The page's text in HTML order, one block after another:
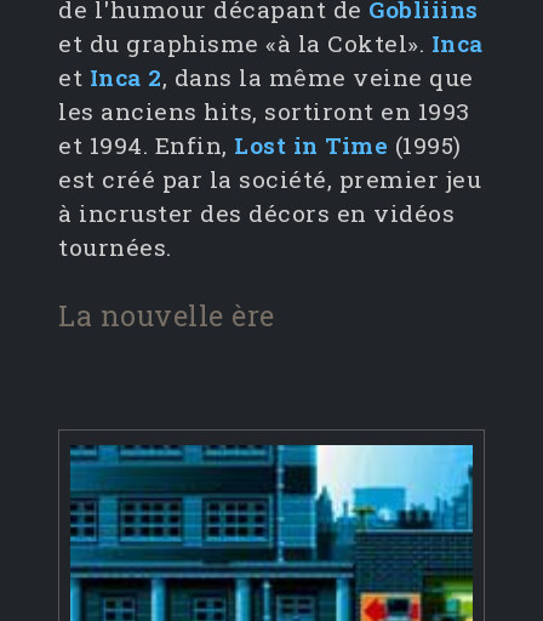
de l'humour décapant de Gobliiins
et du graphisme «à la Coktel». Inca
et Inca 2, dans la même veine que
les anciens hits, sortiront en 1993
et 1994. Enfin, Lost in Time (1995)
est créé par la société, premier jeu
à incruster des décors en vidéos
tournées.
La nouvelle ère